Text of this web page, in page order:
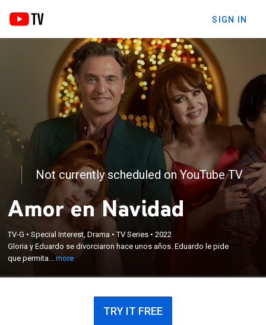
SIGN IN
Not currently scheduled on YouTube TV
Amor en Navidad
TV-G •Special Interest, Drama •TV Series •2022
Gloria y Eduardo se divorciaron hace unos años. Eduardo le pide
que permita...more
Gloria y Eduardo se divorciaron hace unos años.
Eduardo le pide que permita a sus hijos pasar esta
navidad con él. Las circunstancias hacen que Gloria
también pase las fiestas con ellos y todos aprenden
a disfrutar esta nueva vida.
TRY IT FREE